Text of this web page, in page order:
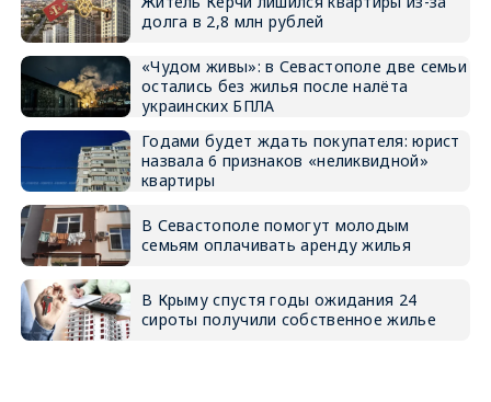
долга в 2,8 млн рублей
«Чудом живы»: в Севастополе две семьи
остались без жилья после налёта
украинских БПЛА
Годами будет ждать покупателя: юрист
назвала 6 признаков «неликвидной»
квартиры
В Севастополе помогут молодым
семьям оплачивать аренду жилья
В Крыму спустя годы ожидания 24
сироты получили собственное жилье